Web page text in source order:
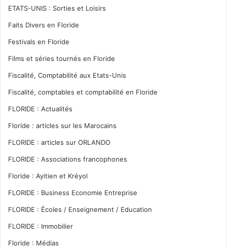
ETATS-UNIS : Sorties et Loisirs
Faits Divers en Floride
Festivals en Floride
Films et séries tournés en Floride
Fiscalité, Comptabilité aux Etats-Unis
Fiscalité, comptables et comptabilité en Floride
FLORIDE : Actualités
Floride : articles sur les Marocains
FLORIDE : articles sur ORLANDO
FLORIDE : Associations francophones
Floride : Ayitien et Kréyol
FLORIDE : Business Economie Entreprise
FLORIDE : Écoles / Enseignement / Education
FLORIDE : Immobilier
Floride : Médias